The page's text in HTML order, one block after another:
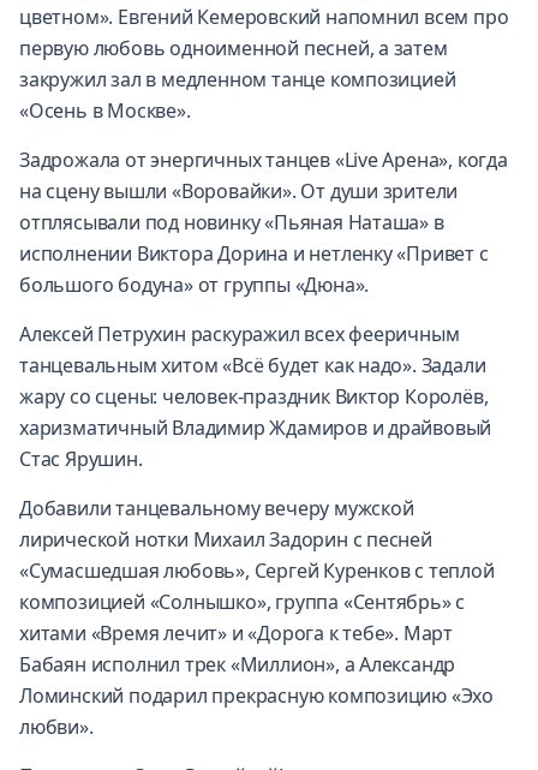
цветном». Евгений Кемеровский напомнил всем про
первую любовь одноименной песней, а затем
закружил зал в медленном танце композицией
«Осень в Москве».
Задрожала от энергичных танцев «Live Арена», когда
на сцену вышли «Воровайки». От души зрители
отплясывали под новинку «Пьяная Наташа» в
исполнении Виктора Дорина и нетленку «Привет с
большого бодуна» от группы «Дюна».
Алексей Петрухин раскуражил всех фееричным
танцевальным хитом «Всё будет как надо». Задали
жару со сцены: человек-праздник Виктор Королёв,
харизматичный Владимир Ждамиров и драйвовый
Стас Ярушин.
Добавили танцевальному вечеру мужской
лирической нотки Михаил Задорин с песней
«Сумасшедшая любовь», Сергей Куренков с теплой
композицией «Солнышко», группа «Сентябрь» с
хитами «Время лечит» и «Дорога к тебе». Март
Бабаян исполнил трек «Миллион», а Александр
Ломинский подарил прекрасную композицию «Эхо
любви».